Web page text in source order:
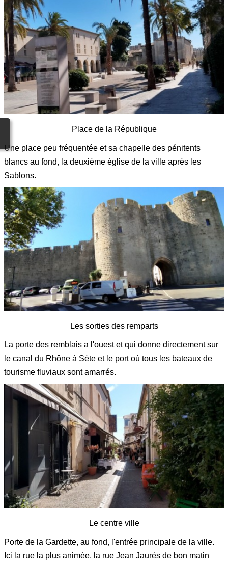
Place de la République
Une place peu fréquentée et sa chapelle des pénitents
blancs au fond, la deuxième église de la ville après les
Sablons.
Les sorties des remparts
La porte des remblais a l'ouest et qui donne directement sur
le canal du Rhône à Sète et le port où tous les bateaux de
tourisme fluviaux sont amarrés.
Le centre ville
Porte de la Gardette, au fond, l'entrée principale de la ville.
Ici la rue la plus animée, la rue Jean Jaurés de bon matin